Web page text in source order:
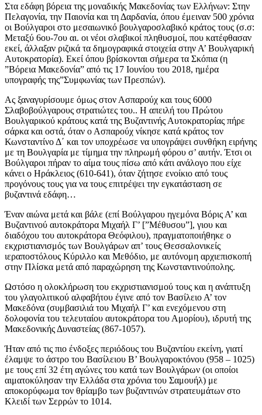
Στα εδάφη βόρεια της μοναδικής Μακεδονίας των Ελλήνων: Στην
Πελαγονία, την Παιονία και τη Δαρδανία, όπου έμειναν 500 χρόνια
οι Βούλγαροι στο μεσαιωνικό βουλγαροσλαβικό κράτος τους (σ.σ:
Μεταξύ 6ου-7ου αι. οι νέοι σλαβικοί πληθυσμοί, που κατέφθασαν
εκεί, άλλαξαν ριζικά τα δημογραφικά στοιχεία στην Α’ Βουλγαρική
Αυτοκρατορία). Εκεί όπου βρίσκονται σήμερα τα Σκόπια (η
”Βόρεια Μακεδονία” από τις 17 Ιουνίου του 2018, ημέρα
υπογραφής της”Συμφωνίας των Πρεσπών).
Ας ξαναγυρίσουμε όμως στον Ασπαρούχ και τους 6000
Σλαβοβούλγαρους στρατιώτες του.. Η απειλή του Πρώτου
Βουλγαρικού κράτους κατά της Βυζαντινής Αυτοκρατορίας πήρε
σάρκα και οστά, όταν ο Ασπαρούχ νίκησε κατά κράτος τον
Κωνσταντίνο Δ΄ και τον υποχρέωσε να υπογράψει συνθήκη ειρήνης
με τη Βουλγαρία με τίμημα την πληρωμή φόρου σ’ αυτήν. Έτσι οι
Βούλγαροι πήραν το αίμα τους πίσω από κάτι ανάλογο που είχε
κάνει ο Ηράκλειος (610-641), όταν ζήτησε ενοίκιο από τους
προγόνους τους για να τους επιτρέψει την εγκατάσταση σε
βυζαντινά εδάφη…
Έναν αιώνα μετά και βάλε (επί Βούλγαρου ηγεμόνα Βόρις Α’ και
Βυζαντινού αυτοκράτορα Μιχαήλ Γ’ [”Μέθυσου”], γιου και
διαδόχου του αυτοκράτορα Θεόφιλου), πραγματοποιήθηκε ο
εκχριστιανισμός των Βουλγάρων απ’ τους Θεσσαλονικείς
ιεραποστόλους Κύριλλο και Μεθόδιο, με αυτόνομη αρχιεπισκοπή
στην Πλίσκα μετά από παραχώρηση της Κωνσταντινούπολης.
Ωστόσο η ολοκλήρωση του εκχριστιανισμού τους και η ανάπτυξη
του γλαγολιτικού αλφαβήτου έγινε από τον Βασίλειο Α’ τον
Μακεδόνα (συμβασιλιά του Μιχαήλ Γ’ και ενεχόμενου στη
δολοφονία του τελευταίου αυτοκράτορα του Αμορίου), ιδρυτή της
Μακεδονικής Δυναστείας (867-1057).
Ήταν από τις πιο ένδοξες περιόδους του Βυζαντίου εκείνη, γιατί
έλαμψε το άστρο του Βασίλειου Β’ Βουλγαροκτόνου (958 – 1025)
με τους επί 32 έτη αγώνες του κατά των Βουλγάρων (οι οποίοι
αιματοκύλησαν την Ελλάδα στα χρόνια του Σαμουήλ) με
αποκορύφωμα τον θρίαμβο των βυζαντινών στρατευμάτων στο
Κλειδί των Σερρών το 1014.